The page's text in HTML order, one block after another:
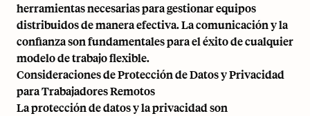
herramientas necesarias para gestionar equipos
distribuidos de manera efectiva. La comunicación y la
confianza son fundamentales para el éxito de cualquier
modelo de trabajo flexible.
Consideraciones de Protección de Datos y Privacidad
para Trabajadores Remotos
La protección de datos y la privacidad son